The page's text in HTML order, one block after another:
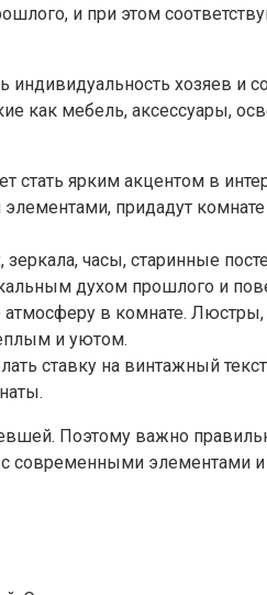
и при этом
хозяев и
как мебель, аксессуары,
ярким акцентом в
придадут
часы, старинные
духом прошлого и
в комнате.
и уютом.
ставку на винтажный
Поэтому важно
с современными